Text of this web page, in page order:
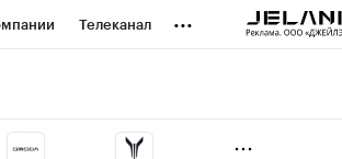
Телеканал ...